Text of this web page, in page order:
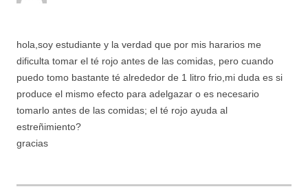
hola,soy estudiante y la verdad que por mis hararios me
dificulta tomar el té rojo antes de las comidas, pero cuando
puedo tomo bastante té alrededor de 1 litro frio,mi duda es si
produce el mismo efecto para adelgazar o es necesario
tomarlo antes de las comidas; el té rojo ayuda al
estreñimiento?
gracias